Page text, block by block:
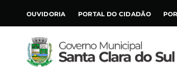
CONTEÚDO
OUVIDORIA PORTAL DO CIDADÃO